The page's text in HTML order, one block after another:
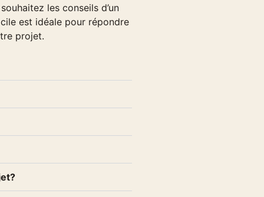
les conseils d’un
est idéale pour répondre
projet.